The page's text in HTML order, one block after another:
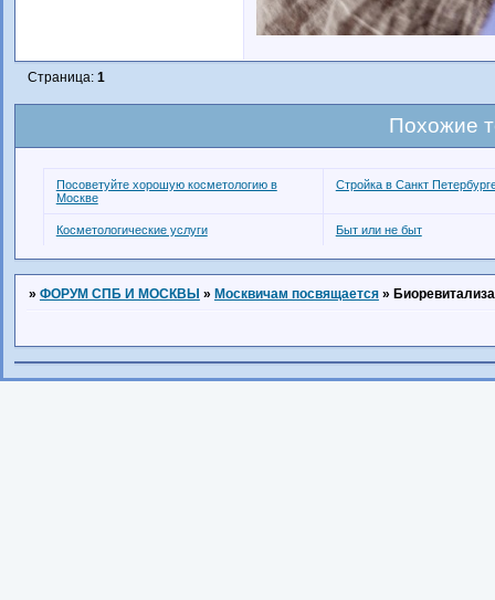
Страница: 1
Похожие
Посоветуйте хорошую косметологию в
Москве
Стройка в Санкт
Косметологические услуги Быт или не быт
» ФОРУМ СПБ И МОСКВЫ » Москвичам посвящается »